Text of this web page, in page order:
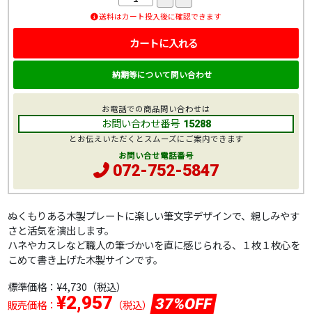
ぬくもりある木製プレートに楽しい筆文字デザインで、親しみやす
さと活気を演出します。
ハネやカスレなど職人の筆づかいを直に感じられる、１枚１枚心を
こめて書き上げた木製サインです。
標準価格： ¥4,730 （税込）
販売価格： ¥2,957 （税込） 37%OFF
送料はカート投入後に確認できます
カートに入れる
納期等について問い合わせ
お電話での商品問い合わせは
お問い合わせ番号 15288
とお伝えいただくとスムーズにご案内できます
お問い合せ電話番号
072-752-5847